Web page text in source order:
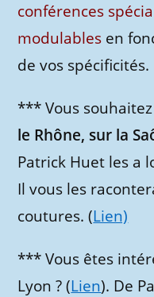
conférences
modulables en
de vos spécificités.
*** Vous souhaitez
le Rhône, sur la
Patrick Huet les a
Il vous les
coutures. (Lien)
*** Vous êtes
Lyon ? (Lien). De